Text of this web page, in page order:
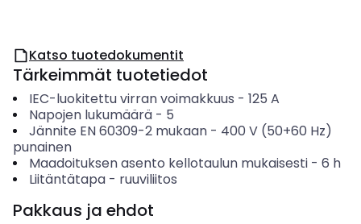
Katso tuotedokumentit
Tärkeimmät tuotetiedot
IEC-luokitettu virran voimakkuus - 125 A
Napojen lukumäärä- 5
Jännite EN 60309-2 mukaan- 400 V (50+60 Hz)
punainen
Maadoituksen asento kellotaulun mukaisesti- 6 h
Liitäntätapa- ruuviliitos
Pakkaus ja ehdot